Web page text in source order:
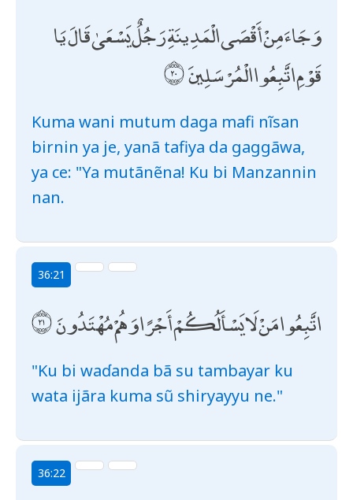
وَجَاءَ مِنْ أَقْصَى الْمَدِينَةِ رَجُلٌ يَسْعَىٰ قَالَ يَا
قَوْمِ اتَّبِعُوا الْمُرْسَلِينَ
Kuma wani mutum daga mafi nĩsan
birnin ya je, yanã tafiya da gaggãwa,
ya ce: "Ya mutãnẽna! Ku bi Manzannin
nan.
36:21
اتَّبِعُوا مَنْ لَا يَسْأَلُكُمْ أَجْرًا وَهُمْ مُهْتَدُونَ
"Ku bi waɗanda bã su tambayar ku
wata ijãra kuma sũ shiryayyu ne."
36:22